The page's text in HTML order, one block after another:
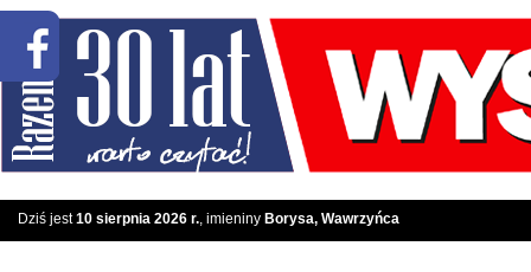
Dziś jest10 sierpnia 2026 r., imieniny Borysa, Wawrzyńca